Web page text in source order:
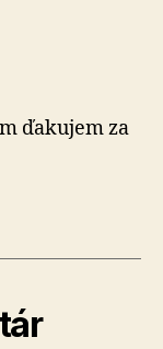
ďakujem za